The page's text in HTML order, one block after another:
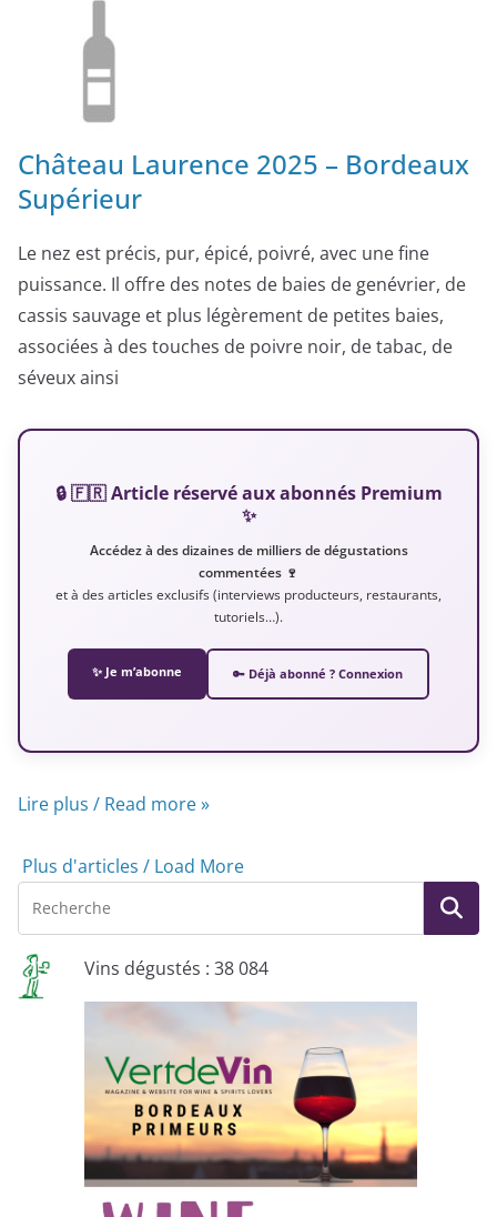
Château Laurence 2025 – Bordeaux
Supérieur
Le nez est précis, pur, épicé, poivré, avec une fine
puissance. Il offre des notes de baies de genévrier, de
cassis sauvage et plus légèrement de petites baies,
associées à des touches de poivre noir, de tabac, de
séveux ainsi
🔒 🇫🇷 Article réservé aux abonnés Premium
✨
Accédez à des dizaines de milliers de dégustations
commentées 🍷
et à des articles exclusifs (interviews producteurs, restaurants,
tutoriels…).
✨ Je m’abonne 🔑 Déjà abonné ? Connexion
Lire plus / Read more »
Plus d'articles / Load More
Vins dégustés : 38 084